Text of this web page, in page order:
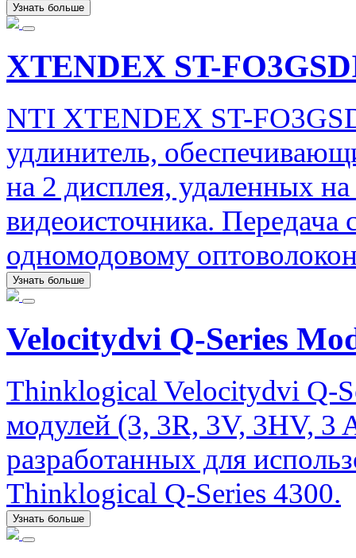
Узнать больше
XTENDEX ST-
NTI XTENDEX ST-
удлинитель,
на 2 дисплея, удаленных
видеоисточника. Передача
одномодовому
Узнать больше
Velocitydvi Q-Series
Thinklogical Velocitydvi Q-
модулей (3, 3R, 3V, 3HV,
разработанных для
Thinklogical Q-Series 4300.
Узнать больше